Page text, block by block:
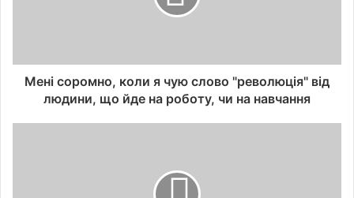
Мені соромно, коли я чую слово "революція" від
людини, що йде на роботу, чи на навчання